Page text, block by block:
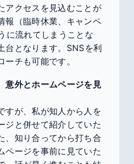
アクセスを見込むことが
報（臨時休業、キャンペ
に流れてしまうことな
台となります。SNSを利
チも可能です。
意外とホームページを見
すが、私が知人から人を
ジと併せて紹介していた
、知り合ってから打ち合
ページを事前に見ていた